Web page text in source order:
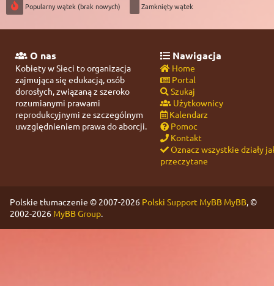
Popularny wątek (brak nowych) Zamknięty wątek
O nas
Kobiety w Sieci to organizacja
zajmująca się edukacją, osób
dorosłych, związaną z szeroko
rozumianymi prawami
reprodukcyjnymi ze szczególnym
uwzględnieniem prawa do aborcji.
Nawigacja
Home
Portal
Szukaj
Użytkownicy
Kalendarz
Pomoc
Kontakt
Oznacz wszystkie działy
przeczytane
Polskie tłumaczenie © 2007-2026 Polski Support MyBB MyBB, ©
2002-2026 MyBB Group.